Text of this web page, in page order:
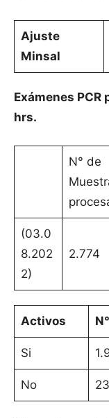
Ajuste
Minsal
Exámenes
hrs.
N° de
(03.0
8.202
2)
2.774
Activos
Si
No